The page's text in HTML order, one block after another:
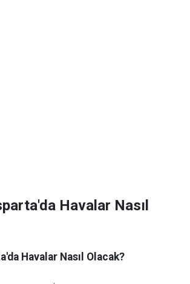
Havalar Nasıl
Havalar Nasıl Olacak?